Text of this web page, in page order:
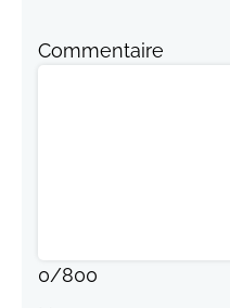
Commentaire
0/800